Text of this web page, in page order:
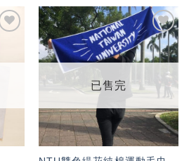
望輕
加入
「願
望輕
單」
已售完